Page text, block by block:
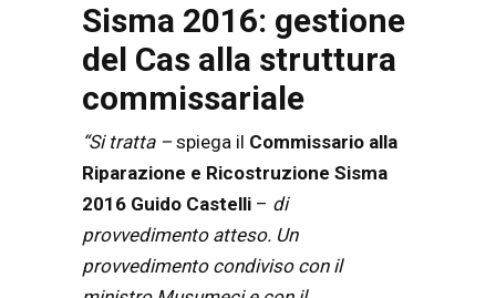
Sisma 2016: gestione
del Cas alla struttura
commissariale
“Si tratta –spiega il Commissario alla
Riparazione e Ricostruzione Sisma
2016 Guido Castelli – di
provvedimento atteso. Un
provvedimento condiviso con il